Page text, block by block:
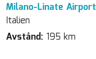
Milano-Linate Airport
Italien
Avstånd: 195 km